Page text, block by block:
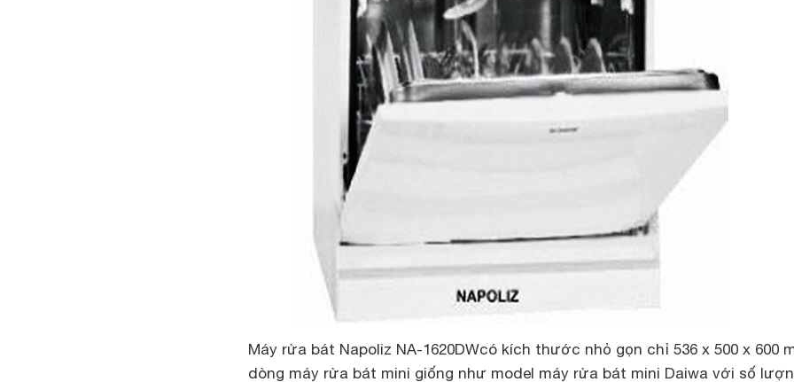
Máy rửa bát Napoliz NA-1620DWcó kích thước nhỏ gọn chỉ 536 x 500 x 600
dòng máy rửa bát mini giống như model máy rửa bát mini Daiwa với số